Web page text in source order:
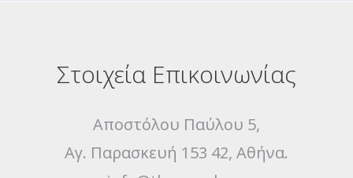
Στοιχεία Επικοινωνίας
Αποστόλου Παύλου 5,
Αγ. Παρασκευή 153 42, Αθήνα.